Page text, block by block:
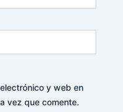
y web en
vez que comente.